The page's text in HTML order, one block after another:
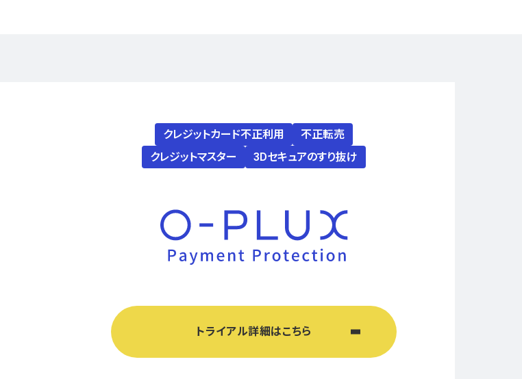
クレジットカード不正利用
不正転売
クレジットマスター
3Dセキュアのすり抜け
トライアル詳細はこちら